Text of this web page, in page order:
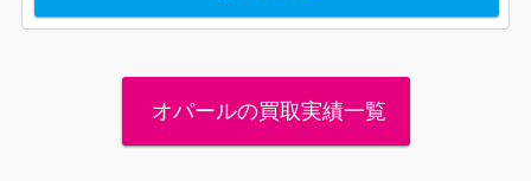
オパールの買取実績一覧